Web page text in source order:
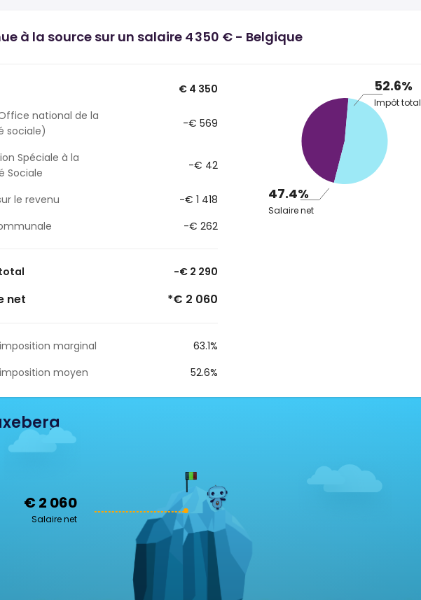
à la source sur un salaire 4 350 € - Belgique
€ 4 350
national de la
sociale)
-€ 569
Spéciale à la
Sociale
-€ 42
le revenu
-€ 1 418
-€ 262
-€ 2 290
net *€ 2 060
marginal
63.1%
moyen
52.6%
52.6%
Impôt total
47.4%
Salaire net
€ 2 060
Salaire net